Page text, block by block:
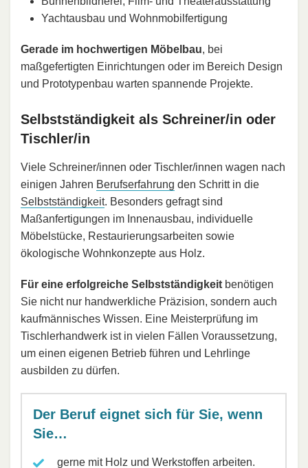
Yachtausbau und Wohnmobilfertigung
Gerade im hochwertigen Möbelbau, bei
maßgefertigten Einrichtungen oder im Bereich Design
und Prototypenbau warten spannende Projekte.
Selbstständigkeit als Schreiner/in oder
Tischler/in
Viele Schreiner/innen oder Tischler/innen wagen nach
einigen Jahren Berufserfahrung den Schritt in die
Selbstständigkeit. Besonders gefragt sind
Maßanfertigungen im Innenausbau, individuelle
Möbelstücke, Restaurierungsarbeiten sowie
ökologische Wohnkonzepte aus Holz.
Für eine erfolgreiche Selbstständigkeit benötigen
Sie nicht nur handwerkliche Präzision, sondern auch
kaufmännisches Wissen. Eine Meisterprüfung im
Tischlerhandwerk ist in vielen Fällen Voraussetzung,
um einen eigenen Betrieb führen und Lehrlinge
ausbilden zu dürfen.
Der Beruf eignet sich für Sie, wenn
Sie…
gerne mit Holz und Werkstoffen arbeiten.